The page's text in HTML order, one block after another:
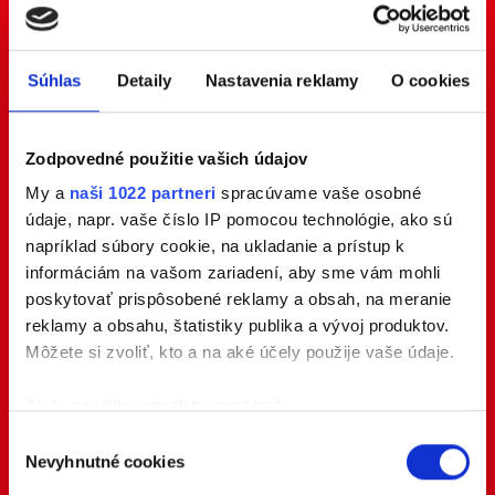
Súhlas Detaily Nastavenia reklamy O cookies
Zodpovedné použitie vašich údajov
My a naši 1022 partneri spracúvame vaše osobné
údaje, napr. vaše číslo IP pomocou technológie, ako sú
napríklad súbory cookie, na ukladanie a prístup k
informáciám na vašom zariadení, aby sme vám mohli
poskytovať prispôsobené reklamy a obsah, na meranie
reklamy a obsahu, štatistiky publika a vývoj produktov.
Môžete si zvoliť, kto a na aké účely použije vaše údaje.
polohe s presnosťou na niekoľko metrov
súhlasu
Nevyhnutné cookies